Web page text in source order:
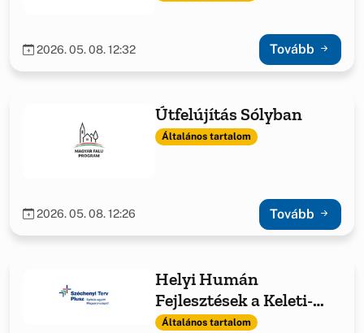
2026. 05. 08. 12:32 Tovább
Útfelújítás Sólyban
Általános tartalom
2026. 05. 08. 12:26 Tovább
Helyi Humán
Fejlesztések a Keleti-
Bakony Térségében
Általános tartalom